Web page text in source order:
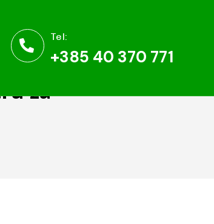

Tel:
+385 40 370 771

Tel:
+385 40 370 771
za